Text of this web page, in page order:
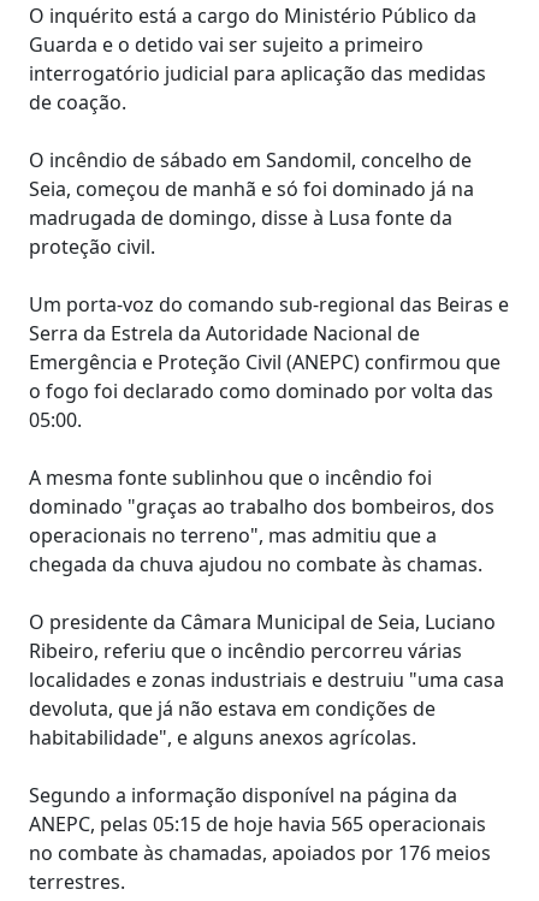
O inquérito está a cargo do Ministério Público da
Guarda e o detido vai ser sujeito a primeiro
interrogatório judicial para aplicação das medidas
de coação.
O incêndio de sábado em Sandomil, concelho de
Seia, começou de manhã e só foi dominado já na
madrugada de domingo, disse à Lusa fonte da
proteção civil.
Um porta-voz do comando sub-regional das Beiras e
Serra da Estrela da Autoridade Nacional de
Emergência e Proteção Civil (ANEPC) confirmou que
o fogo foi declarado como dominado por volta das
05:00.
A mesma fonte sublinhou que o incêndio foi
dominado "graças ao trabalho dos bombeiros, dos
operacionais no terreno", mas admitiu que a
chegada da chuva ajudou no combate às chamas.
O presidente da Câmara Municipal de Seia, Luciano
Ribeiro, referiu que o incêndio percorreu várias
localidades e zonas industriais e destruiu "uma casa
devoluta, que já não estava em condições de
habitabilidade", e alguns anexos agrícolas.
Segundo a informação disponível na página da
ANEPC, pelas 05:15 de hoje havia 565 operacionais
no combate às chamadas, apoiados por 176 meios
terrestres.